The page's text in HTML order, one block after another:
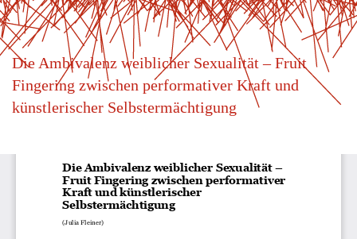
Die Ambivalenz weiblicher Sexualität – Fruit
Fingering zwischen performativer Kraft und
künstlerischer Selbstermächtigung